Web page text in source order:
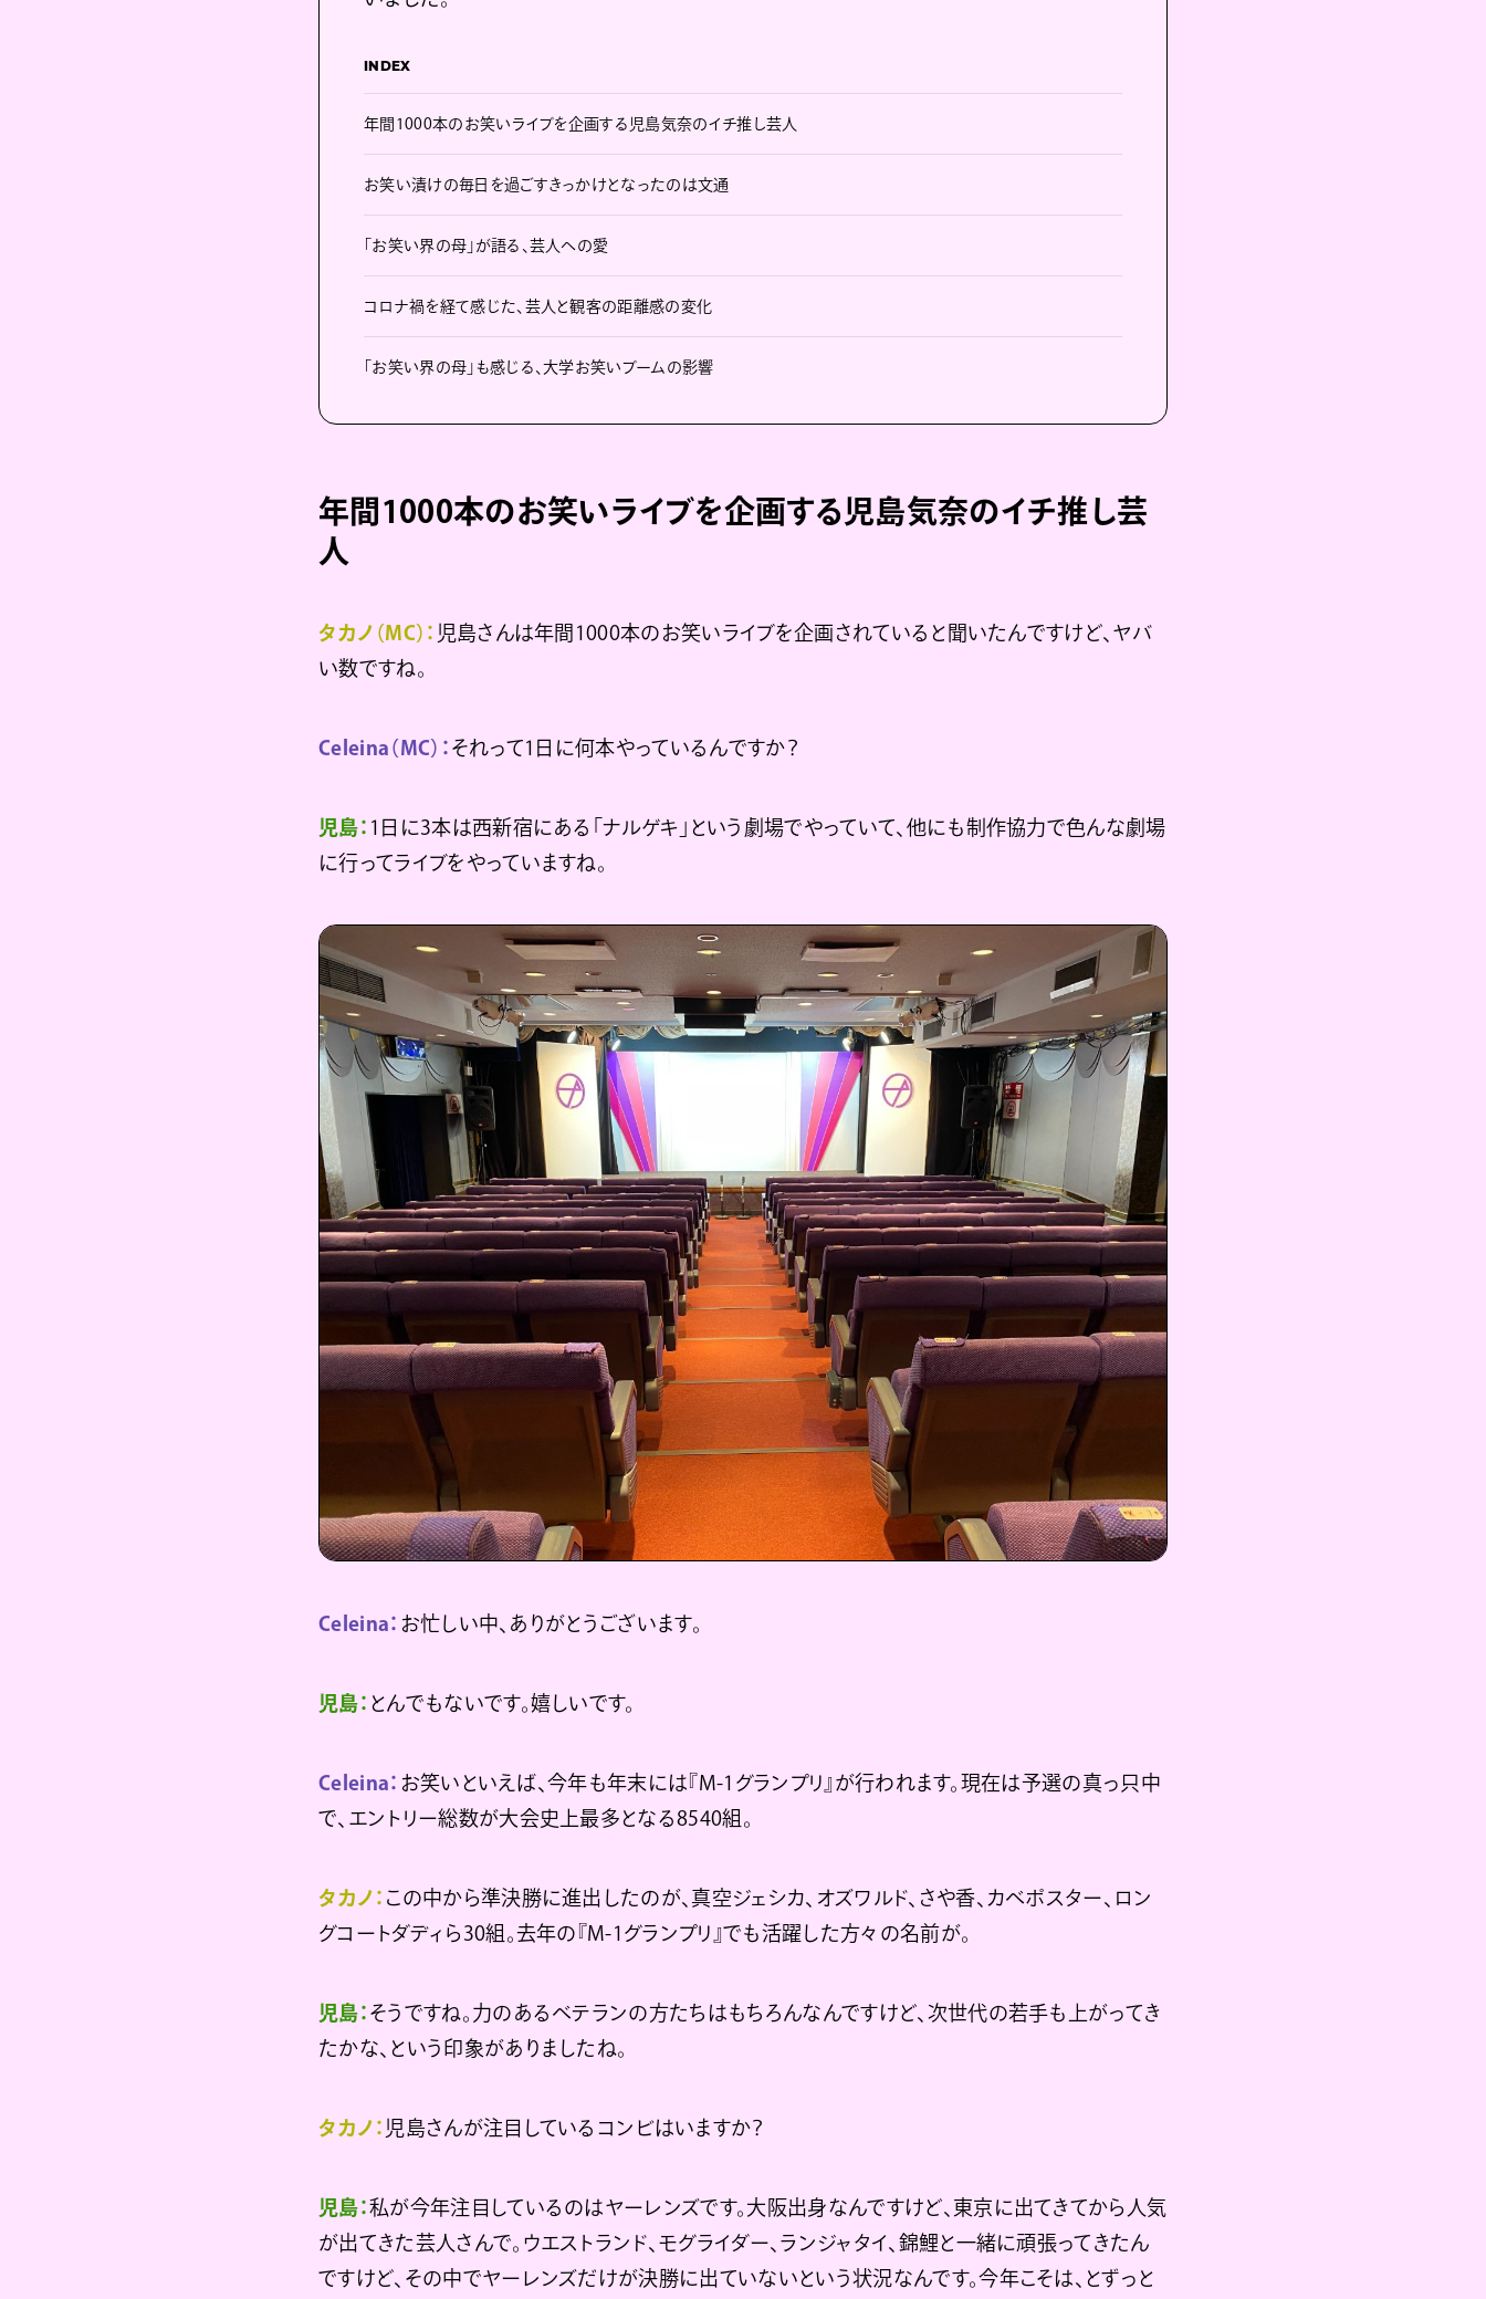
INDEX
年間1000本のお笑いライブを企画する児島気奈のイチ推し芸人
お笑い漬けの毎日を過ごすきっかけとなったのは文通
「お笑い界の母」が語る、芸人への愛
コロナ禍を経て感じた、芸人と観客の距離感の変化
「お笑い界の母」も感じる、大学お笑いブームの影響
年間1000本のお笑いライブを企画する児島気奈のイチ推し芸
人
タカノ（MC）： 児島さんは年間1000本のお笑いライブを企画されていると聞いたんですけど、ヤバ
い数ですね。
Celeina（MC）： それって1日に何本やっているんですか？
児島： 1日に3本は西新宿にある「ナルゲキ」という劇場でやっていて、他にも制作協力で色んな劇場
に行ってライブをやっていますね。
Celeina： お忙しい中、ありがとうございます。
児島： とんでもないです。嬉しいです。
Celeina： お笑いといえば、今年も年末には『M-1グランプリ』が行われます。現在は予選の真っ只中
で、エントリー総数が大会史上最多となる8540組。
タカノ： この中から準決勝に進出したのが、真空ジェシカ、オズワルド、さや香、カベポスター、ロン
グコートダディら30組。去年の『M-1グランプリ』でも活躍した方々の名前が。
児島： そうですね。力のあるベテランの方たちはもちろんなんですけど、次世代の若手も上がってき
たかな、という印象がありましたね。
タカノ： 児島さんが注目しているコンビはいますか？
児島：私が今年注目しているのはヤーレンズです。大阪出身なんですけど、東京に出てきてから人気
が出てきた芸人さんで。ウエストランド、モグライダー、ランジャタイ、錦鯉と一緒に頑張ってきたん
ですけど、その中でヤーレンズだけが決勝に出ていないという状況なんです。今年こそは、とずっと